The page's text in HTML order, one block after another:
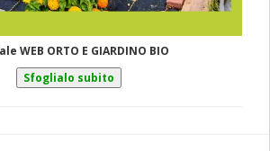
WEB ORTO E GIARDINO BIO